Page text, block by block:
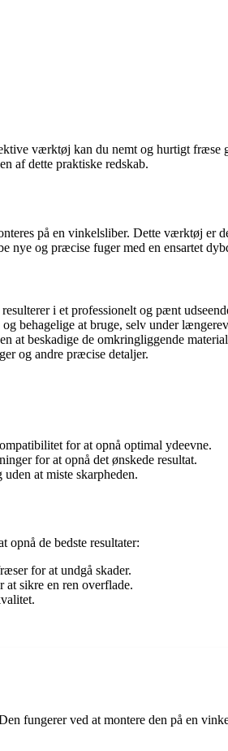
værktøj kan du nemt og hurtigt fræse
af dette praktiske redskab.
på en vinkelsliber. Dette værktøj er
nye og præcise fuger med en ensartet
i et professionelt og pænt
behagelige at bruge, selv under
at beskadige de omkringliggende
og andre præcise detaljer.
for at opnå optimal ydeevne.
for at opnå det ønskede resultat.
at miste skarpheden.
de bedste resultater:
for at undgå skader.
at sikre en ren overflade.
fungerer ved at montere den på en